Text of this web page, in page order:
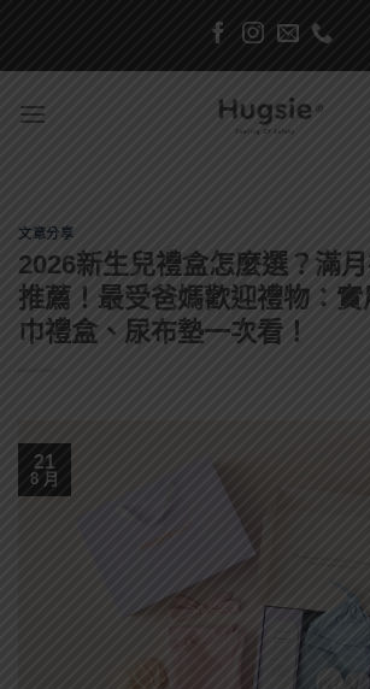
content
文章分享
2026新生兒禮盒怎麼選？滿
推薦！最受爸媽歡迎禮物：
巾禮盒、尿布墊一次看！
21
8 月